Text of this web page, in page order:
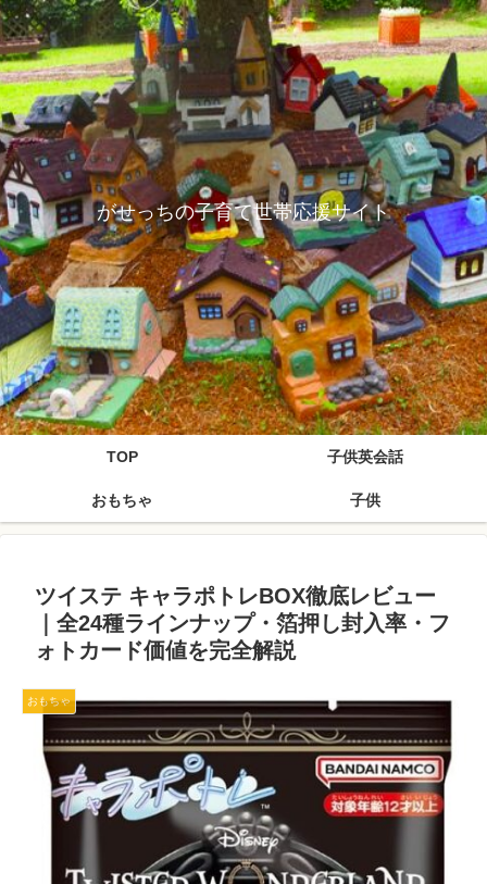
がせっちの子育て世帯応援サイト
TOP 子供英会話
おもちゃ 子供
ツイステ キャラポトレBOX徹底レビュー
｜全24種ラインナップ・箔押し封入率・フ
ォトカード価値を完全解説
おもちゃ